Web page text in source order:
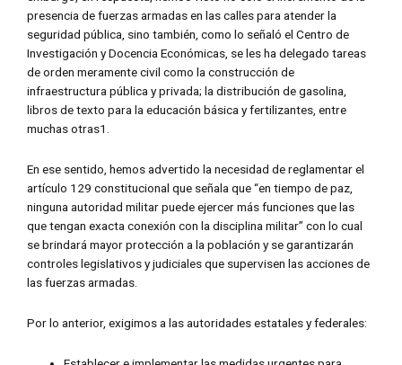
presencia de fuerzas armadas en las calles para atender la
seguridad pública, sino también, como lo señaló el Centro de
Investigación y Docencia Económicas, se les ha delegado tareas
de orden meramente civil como la construcción de
infraestructura pública y privada; la distribución de gasolina,
libros de texto para la educación básica y fertilizantes, entre
muchas otras1.
En ese sentido, hemos advertido la necesidad de reglamentar el
artículo 129 constitucional que señala que “en tiempo de paz,
ninguna autoridad militar puede ejercer más funciones que las
que tengan exacta conexión con la disciplina militar” con lo cual
se brindará mayor protección a la población y se garantizarán
controles legislativos y judiciales que supervisen las acciones de
las fuerzas armadas.
Por lo anterior, exigimos a las autoridades estatales y federales: